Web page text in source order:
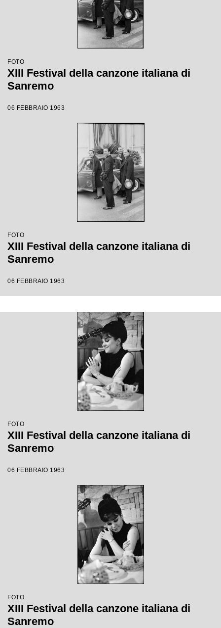
FOTO
XIII Festival della canzone italiana di
Sanremo
06 FEBBRAIO 1963
FOTO
XIII Festival della canzone italiana di
Sanremo
06 FEBBRAIO 1963
FOTO
XIII Festival della canzone italiana di
Sanremo
06 FEBBRAIO 1963
FOTO
XIII Festival della canzone italiana di
Sanremo